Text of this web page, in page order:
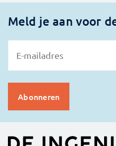
Meld je aan voor